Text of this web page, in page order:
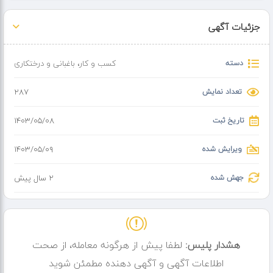
جزئیات آگهی
دسته کسب و کار، باغبانی و درختکاری
تعداد نمایش 287
تاریخ ثبت ۱۴۰۳/۰۵/۰۸
ویرایش شده ۱۴۰۳/۰۵/۰۹
جهش شده 2 سال پیش
هشدار پلیس: لطفا پیش از هرگونه معامله، از صحت
اطلاعات آگهی و آگهی دهنده مطمئن شوید